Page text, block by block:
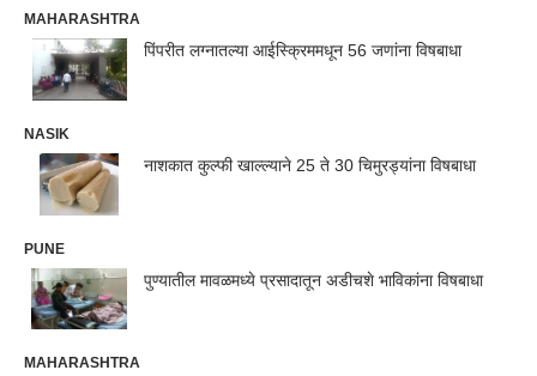
MAHARASHTRA
पिंपरीत लग्नातल्या आईस्क्रिममधून 56 जणांना विषबाधा
NASIK
नाशकात कुल्फी खाल्ल्याने 25 ते 30 चिमुरड्यांना विषबाधा
PUNE
पुण्यातील मावळमध्ये प्रसादातून अडीचशे भाविकांना विषबाधा
MAHARASHTRA